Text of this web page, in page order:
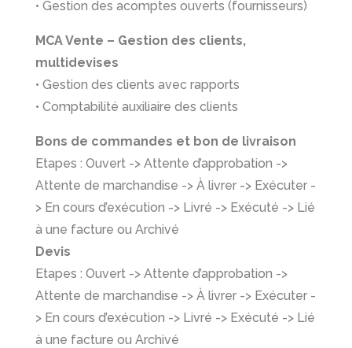
• Gestion des acomptes ouverts (fournisseurs)
MCA Vente – Gestion des clients,
multidevises
• Gestion des clients avec rapports
• Comptabilité auxiliaire des clients
Bons de commandes et bon de livraison
Etapes : Ouvert -> Attente d’approbation ->
Attente de marchandise -> À livrer -> Exécuter -
> En cours d’exécution -> Livré -> Exécuté -> Lié
à une facture ou Archivé
Devis
Etapes : Ouvert -> Attente d’approbation ->
Attente de marchandise -> À livrer -> Exécuter -
> En cours d’exécution -> Livré -> Exécuté -> Lié
à une facture ou Archivé